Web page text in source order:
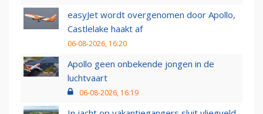
easyJet wordt overgenomen door Apollo,
Castlelake haakt af
06-08-2026, 16:20
Apollo geen onbekende jongen in de
luchtvaart
06-08-2026, 16:19